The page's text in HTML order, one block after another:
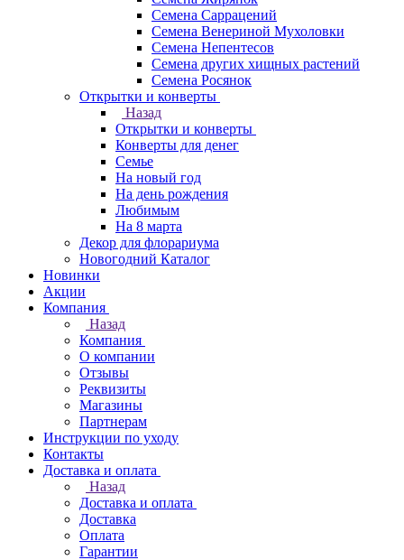
Семена Саррацений
Семена Венериной Мухоловки
Семена Непентесов
Семена других хищных растений
Семена Росянок
Открытки и конверты
Назад
Открытки и конверты
Конверты для денег
Семье
На новый год
На день рождения
Любимым
На 8 марта
Декор для флорариума
Новогодний Каталог
Новинки
Акции
Компания
Назад
Компания
О компании
Отзывы
Реквизиты
Магазины
Партнерам
Инструкции по уходу
Контакты
Доставка и оплата
Назад
Доставка и оплата
Доставка
Оплата
Гарантии